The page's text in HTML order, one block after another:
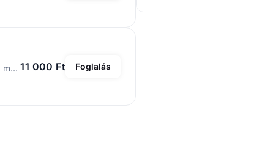
A bölcs ember azt mondja, ha meg akarod ismerni az egyén személyiségét, akkor nézd meg a lábait. Ez a masszázsfajta erősíti a láb ízületeit. 11 000 Ft Foglalás